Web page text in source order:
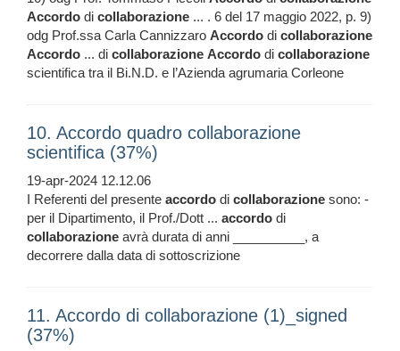
Accordo di collaborazione ... . 6 del 17 maggio 2022, p. 9)
odg Prof.ssa Carla Cannizzaro Accordo di collaborazione
Accordo ... di collaborazione Accordo di collaborazione
scientifica tra il Bi.N.D. e l’Azienda agrumaria Corleone
10. Accordo quadro collaborazione
scientifica (37%)
19-apr-2024 12.12.06
I Referenti del presente accordo di collaborazione sono: -
per il Dipartimento, il Prof./Dott ... accordo di
collaborazione avrà durata di anni __________, a
decorrere dalla data di sottoscrizione
11. Accordo di collaborazione (1)_signed
(37%)